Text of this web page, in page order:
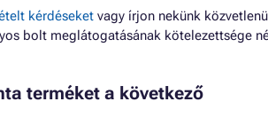
kérdéseket vagy írjon nekünk
bolt meglátogatásának kötelezettsége
terméket a következő